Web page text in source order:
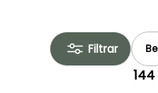
Filtrar
144